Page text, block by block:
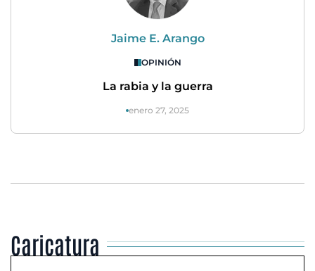
Jaime E. Arango
OPINIÓN
La rabia y la guerra
enero 27, 2025
Caricatura